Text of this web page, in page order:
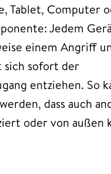
Tablet, Computer
Jedem
einem Angriff
sich sofort der
entziehen. So
dass auch
oder von außen